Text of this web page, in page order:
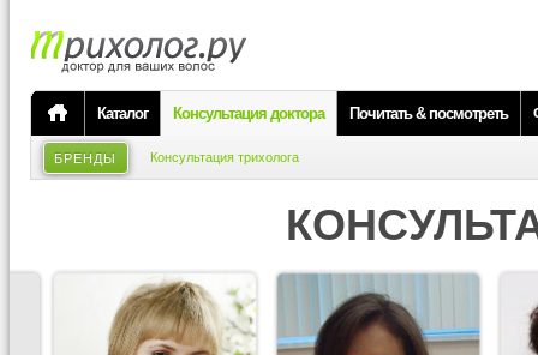
Каталог Консультация доктора Почитать & посмотреть
БРЕНДЫ Консультация трихолога